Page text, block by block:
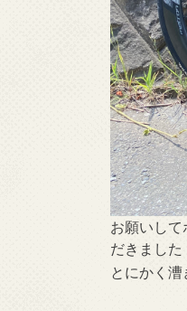
お願いし
だきました
とにかく漕